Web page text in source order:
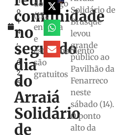
o
1
4
,
2
0
2
5
comunidade
no
segundo
dia
do
Arraiá
Solidário
de
domingo
(15);
entrada
e
estacionamento
são
gratuitos
Solidário de
Brusque
levou
grande
público ao
Pavilhão da
Fenarreco
neste
sábado (14).
O ponto
alto da